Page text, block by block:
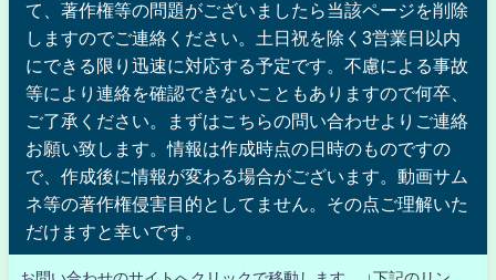
て、著作権等の問題がございましたら当該ページを削除
しますのでご連絡ください。土日祝を除く3営業日以内
にできる限り迅速に対応する予定です。不慮による事故
等により連絡を確認できないこともありますので何卒、
ご了承ください。まずはこちらの問い合わせよりご連絡
お願い致します。情報は作成時点の日時のものですの
で、作成後に情報が変わる場合がございます。動画サム
ネ等の著作権侵害目的としてません。その点ご理解いた
だけますと幸いです。